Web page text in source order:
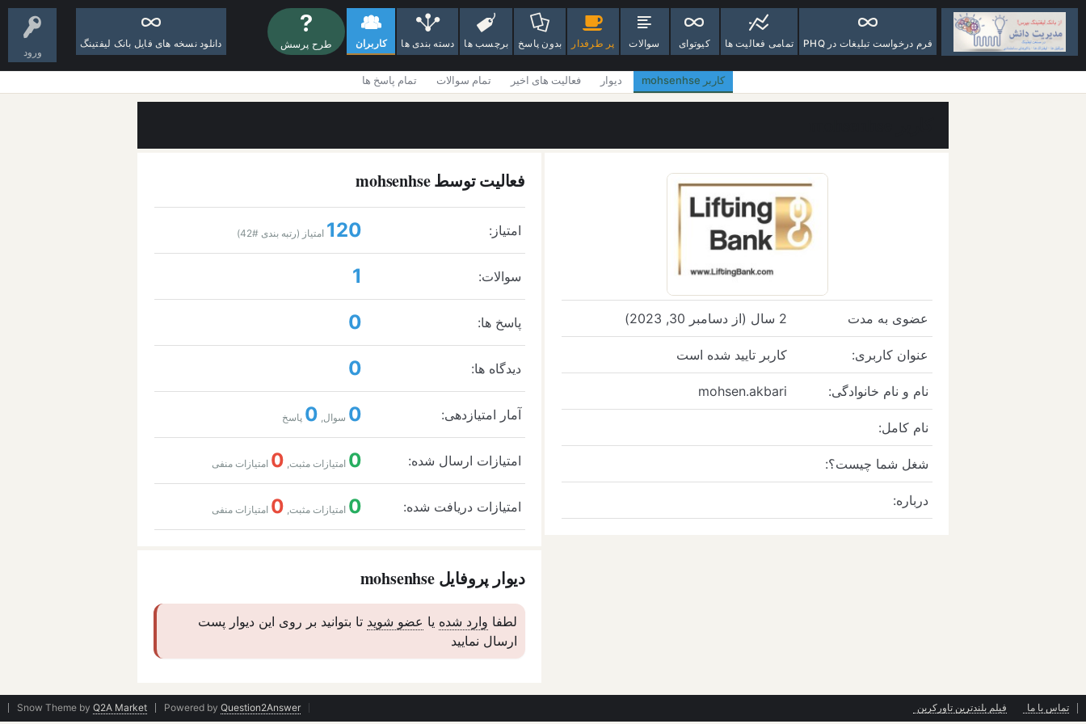
ورود
فرم درخواست تبلیغات در PHQ تمامی فعالیت ها کیوتوای سوالات پر طرفدار بدون پاسخ برچسب ها دسته بندی ها کاربران طرح پرسش دانلود نسخه های فایل بانک لیفتینگ
کاربر mohsenhse دیوار فعالیت های اخیر تمام سوالات تمام پاسخ ها
عضوی به مدت 2 سال (از دسامبر 30, 2023)
عنوان کاربری: کاربر تایید شده است
نام و نام خانوادگی: mohsen.akbari
نام کامل:
شغل شما چیست؟:
درباره:
فعالیت توسط mohsenhse
امتیاز: 120 امتیاز (رتبه بندی #42
)
سوالات: 1
پاسخ ها: 0
دیدگاه ها: 0
آمار امتیازدهی: 0 سوال, 0 پاسخ
امتیازات ارسال شده: 0 امتیازات مثبت, 0 امتیازات منفی
امتیازات دریافت شده: 0 امتیازات مثبت, 0 امتیازات منفی
دیوار پروفایل mohsenhse
لطفا وارد شده یا عضو شوید تا بتوانید بر روی این دیوار پست
ارسال نمایید
تماس با ما فیلم بلندترین تاورکرین Snow Theme by Q2A Market Powered by Question2Answer